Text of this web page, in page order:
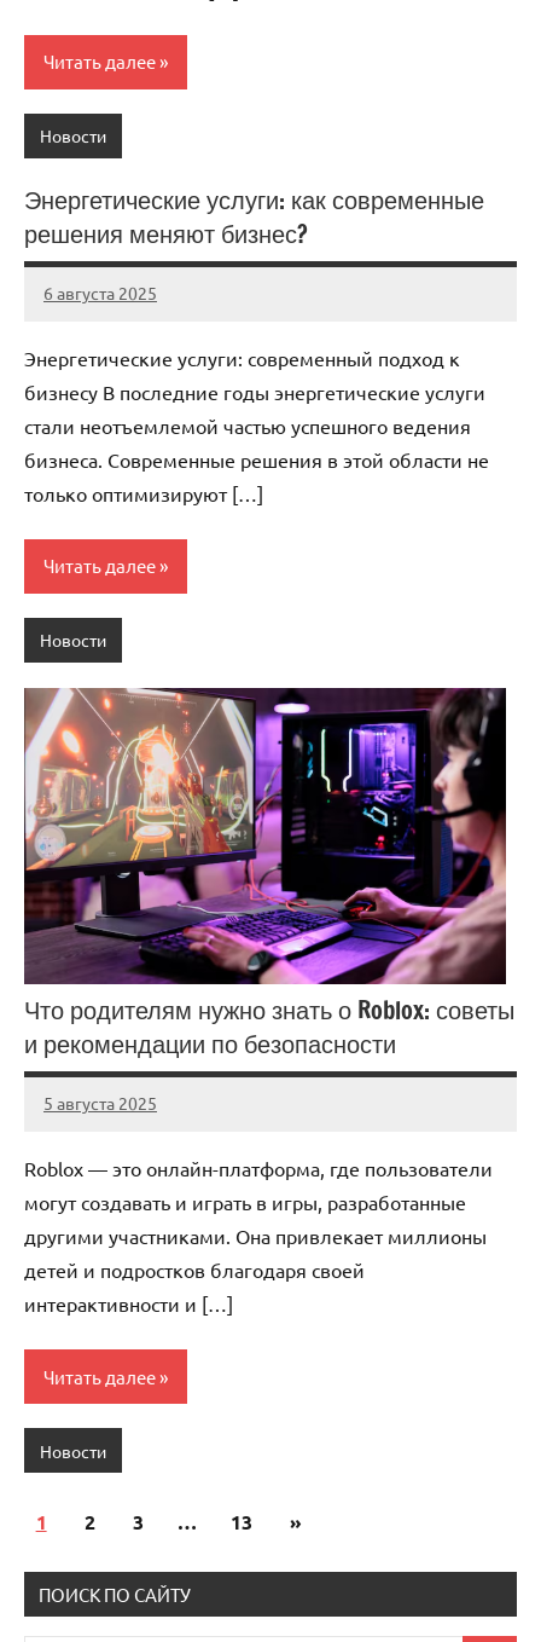
Читать далее
Новости
Энергетические услуги: как современные
решения меняют бизнес?
6 августа 2025
Avtor
Нет
Энергетические услуги: современный подход к
бизнесу В последние годы энергетические услуги
стали неотъемлемой частью успешного ведения
бизнеса. Современные решения в этой области не
только оптимизируют […]
Читать далее
Новости
Что родителям нужно знать о Roblox: советы
и рекомендации по безопасности
5 августа 2025
Avtor
Нет
Roblox — это онлайн-платформа, где пользователи
могут создавать и играть в игры, разработанные
другими участниками. Она привлекает миллионы
детей и подростков благодаря своей
интерактивности и […]
Читать далее
Новости
записей
1 2 3 … 13
Следующие
»
ПОИСК ПО САЙТУ